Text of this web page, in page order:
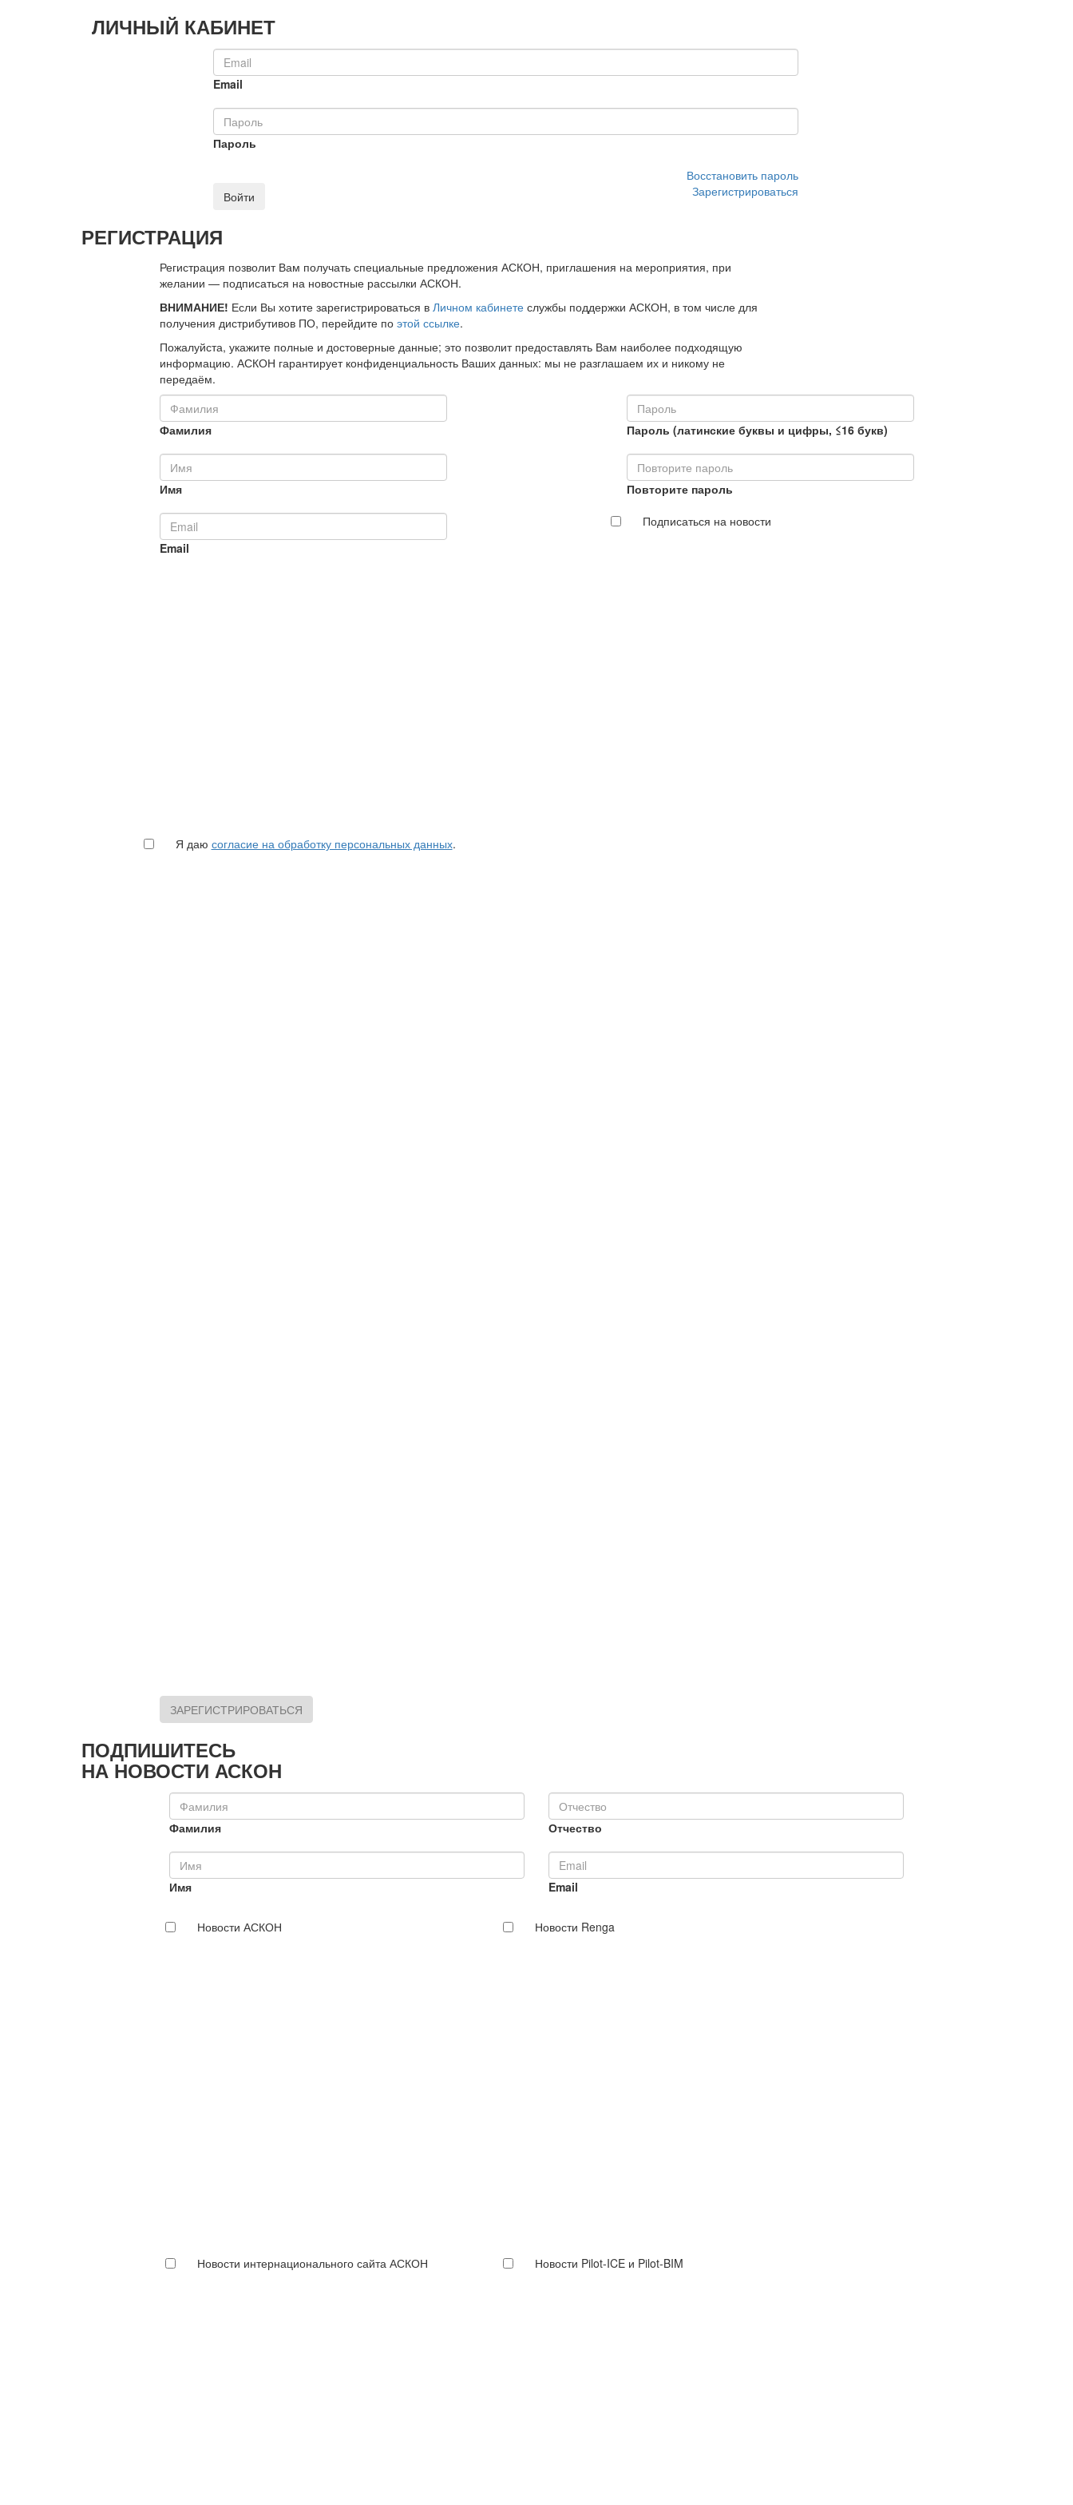
ЛИЧНЫЙ КАБИНЕТ
Email
Пароль
Восстановить пароль
Войти
Зарегистрироваться
РЕГИСТРАЦИЯ
Регистрация позволит Вам получать специальные предложения АСКОН, приглашения на мероприятия, при
желании — подписаться на новостные рассылки АСКОН.
ВНИМАНИЕ! Если Вы хотите зарегистрироваться в Личном кабинетеслужбы поддержки АСКОН, в том числе для
получения дистрибутивов ПО, перейдите по этой ссылке.
Пожалуйста, укажите полные и достоверные данные; это позволит предоставлять Вам наиболее подходящую
информацию. АСКОН гарантирует конфиденциальность Ваших данных: мы не разглашаем их и никому не
передаём.
Фамилия
Имя
Email
Пароль (латинские буквы и цифры, ≤16 букв)
Повторите пароль
Подписаться на новости
Я даю согласие на обработку персональных данных.
ЗАРЕГИСТРИРОВАТЬСЯ
ПОДПИШИТЕСЬ
НА НОВОСТИ АСКОН
Фамилия
Имя
Отчество
Email
Новости АСКОН
Новости интернационального сайта АСКОН
Новости Renga
Новости Pilot-ICE и Pilot-BIM